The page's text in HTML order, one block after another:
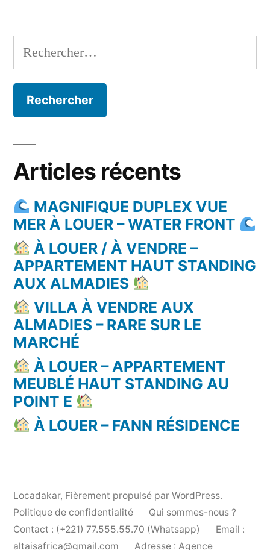
Rechercher :
Articles récents
MAGNIFIQUE DUPLEX VUE
MER À LOUER – WATER FRONT
À LOUER / À VENDRE –
APPARTEMENT HAUT STANDING
AUX ALMADIES
VILLA À VENDRE AUX
ALMADIES – RARE SUR LE
MARCHÉ
À LOUER – APPARTEMENT
MEUBLÉ HAUT STANDING AU
POINT E
À LOUER – FANN RÉSIDENCE
Locadakar, Fièrement propulsé par WordPress.
Politique de confidentialité
Qui sommes-nous ?
Contact : (+221) 77.555.55.70 (Whatsapp)
Email :
altaisafrica@gmail.com
Adresse : Agence